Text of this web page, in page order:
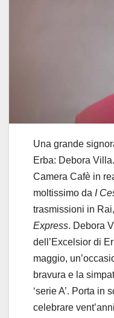
Una grande
Erba: Debora
Camera Cafè in
moltissimo da I
trasmissioni in
Express. Debora
dell’Excelsior di
maggio,
bravura e la
‘serie A’. Porta in
celebrare